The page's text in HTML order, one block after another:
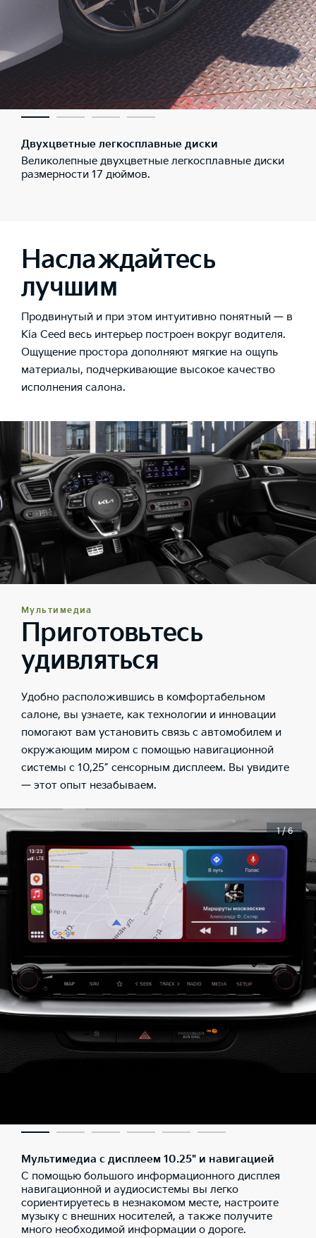
Двухцветные легкосплавные диски
Великолепные двухцветные легкосплавные диски
размерности 17 дюймов.
Наслаждайтесь
лучшим
Продвинутый и при этом интуитивно понятный — в
Kia Ceed весь интерьер построен вокруг водителя.
Ощущение простора дополняют мягкие на ощупь
материалы, подчеркивающие высокое качество
исполнения салона.
Мультимедиа
Приготовьтесь
удивляться
Удобно расположившись в комфортабельном
салоне, вы узнаете, как технологии и инновации
помогают вам установить связь с автомобилем и
окружающим миром с помощью навигационной
системы с 10,25” сенсорным дисплеем. Вы увидите
— этот опыт незабываем.
Мультимедиа с дисплеем 10.25" и навигацией
С помощью большого информационного дисплея
навигационной и аудиосистемы вы легко
сориентируетесь в незнакомом месте, настроите
музыку с внешних носителей, а также получите
много необходимой информации о дороге.
1 / 6